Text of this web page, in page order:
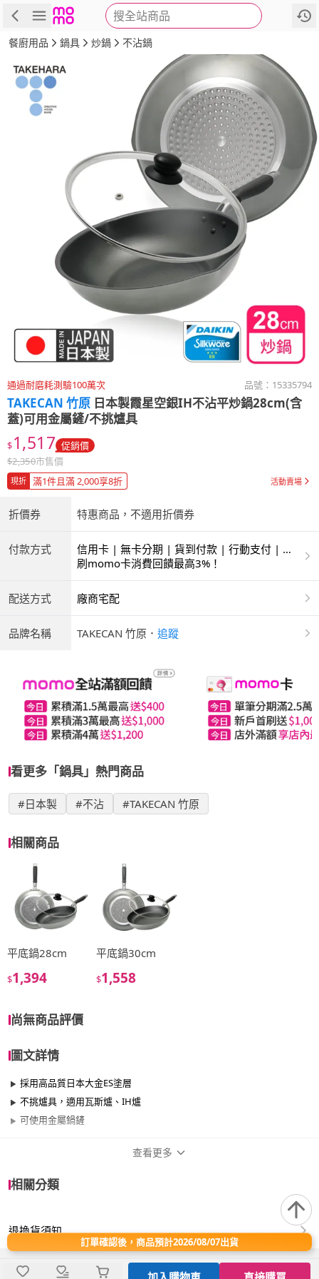
搜全站商品
商品 評價 詳情
餐廚用品 鍋具 炒鍋 不沾鍋
通過耐磨耗測驗100萬次 品號： 15335794
TAKECAN 竹原 日本製霞星空銀IH不沾平炒鍋28cm(含
蓋)可用金屬鏟/不挑爐具
$1,517 促銷價
$2,350市售價
現折 滿1件且滿 2,000享8折 活動賣場
折價券 特惠商品，不適用折價券
付款方式
信用卡 | 無卡分期 | 貨到付款 | 行動支付 | 超
商付款 | ATM | 銀聯卡
刷momo卡消費回饋最高3%！
配送方式 廠商宅配
品牌名稱 TAKECAN 竹原 ． 追蹤
看更多「鍋具」熱門商品
#日本製 #不沾 #TAKECAN 竹原
相關商品
平底鍋28cm
$1,394
平底鍋30cm
$1,558
尚無商品評價
圖文詳情
採用高品質日本大金ES塗層
不挑爐具，適用瓦斯爐、IH爐
可使用金屬鍋鏟
尺寸 26cm~29cm
材質 其他合金
查看更多
相關分類
退換貨須知
訂單確認後，商品預計2026/08/07出貨